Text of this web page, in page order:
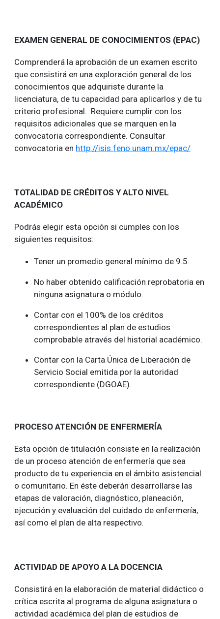
EXAMEN GENERAL DE CONOCIMIENTOS (EPAC)
Comprenderá la aprobación de un examen escrito
que consistirá en una exploración general de los
conocimientos que adquiriste durante la
licenciatura, de tu capacidad para aplicarlos y de tu
criterio profesional. Requiere cumplir con los
requisitos adicionales que se marquen en la
convocatoria correspondiente. Consultar
convocatoria en http://isis.feno.unam.mx/epac/
TOTALIDAD DE CRÉDITOS Y ALTO NIVEL
ACADÉMICO
Podrás elegir esta opción si cumples con los
siguientes requisitos:
Tener un promedio general mínimo de 9.5.
No haber obtenido calificación reprobatoria en
ninguna asignatura o módulo.
Contar con el 100% de los créditos
correspondientes al plan de estudios
comprobable através del historial académico.
Contar con la Carta Única de Liberación de
Servicio Social emitida por la autoridad
correspondiente (DGOAE).
PROCESO ATENCIÓN DE ENFERMERÍA
Esta opción de titulación consiste en la realización
de un proceso atención de enfermería que sea
producto de tu experiencia en el ámbito asistencial
o comunitario. En éste deberán desarrollarse las
etapas de valoración, diagnóstico, planeación,
ejecución y evaluación del cuidado de enfermería,
así como el plan de alta respectivo.
ACTIVIDAD DE APOYO A LA DOCENCIA
Consistirá en la elaboración de material didáctico o
crítica escrita al programa de alguna asignatura o
actividad académica del plan de estudios de